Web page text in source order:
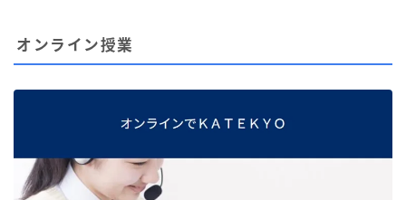
オンライン授業